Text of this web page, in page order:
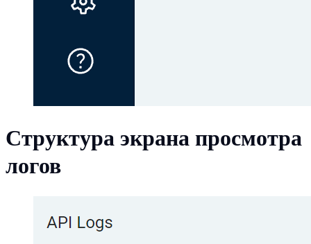
Структура экрана просмотра
логов